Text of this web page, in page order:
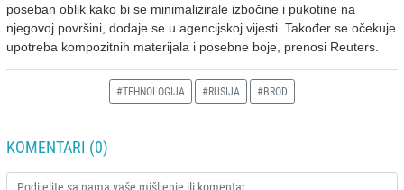
poseban oblik kako bi se minimalizirale izbočine i pukotine na
njegovoj površini, dodaje se u agencijskoj vijesti. Također se očekuje
upotreba kompozitnih materijala i posebne boje, prenosi Reuters.
#TEHNOLOGIJA #RUSIJA #BROD
KOMENTARI (0)